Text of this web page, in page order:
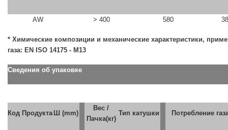
AW > 400 580 38
* Химические композиции и механические характеристики,
газа: EN ISO 14175 - M13
Сведения об упаковке
Код Продукта Ш (mm)
Вес /
Пачка(кг)
Тип катушки Потребление